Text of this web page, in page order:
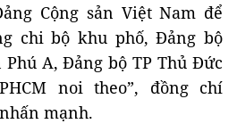
Cộng sản Việt Nam để
chi bộ khu phố, Đảng bộ
A, Đảng bộ TP Thủ Đức
noi theo”, đồng chí
mạnh.